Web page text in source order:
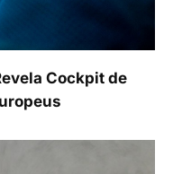
Cockpit de